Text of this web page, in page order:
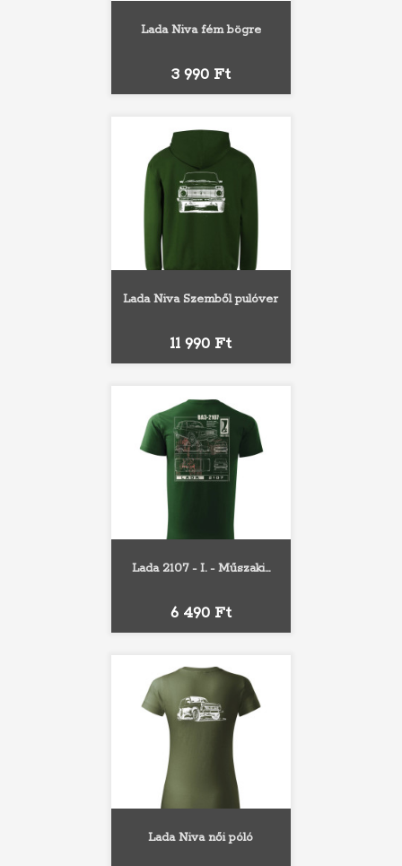
Lada Niva fém bögre
Ár
3 990 Ft
Lada Niva Szemből pulóver
Ár
11 990 Ft
Lada 2107 - I. - Műszaki...
Ár
6 490 Ft
Lada Niva női póló